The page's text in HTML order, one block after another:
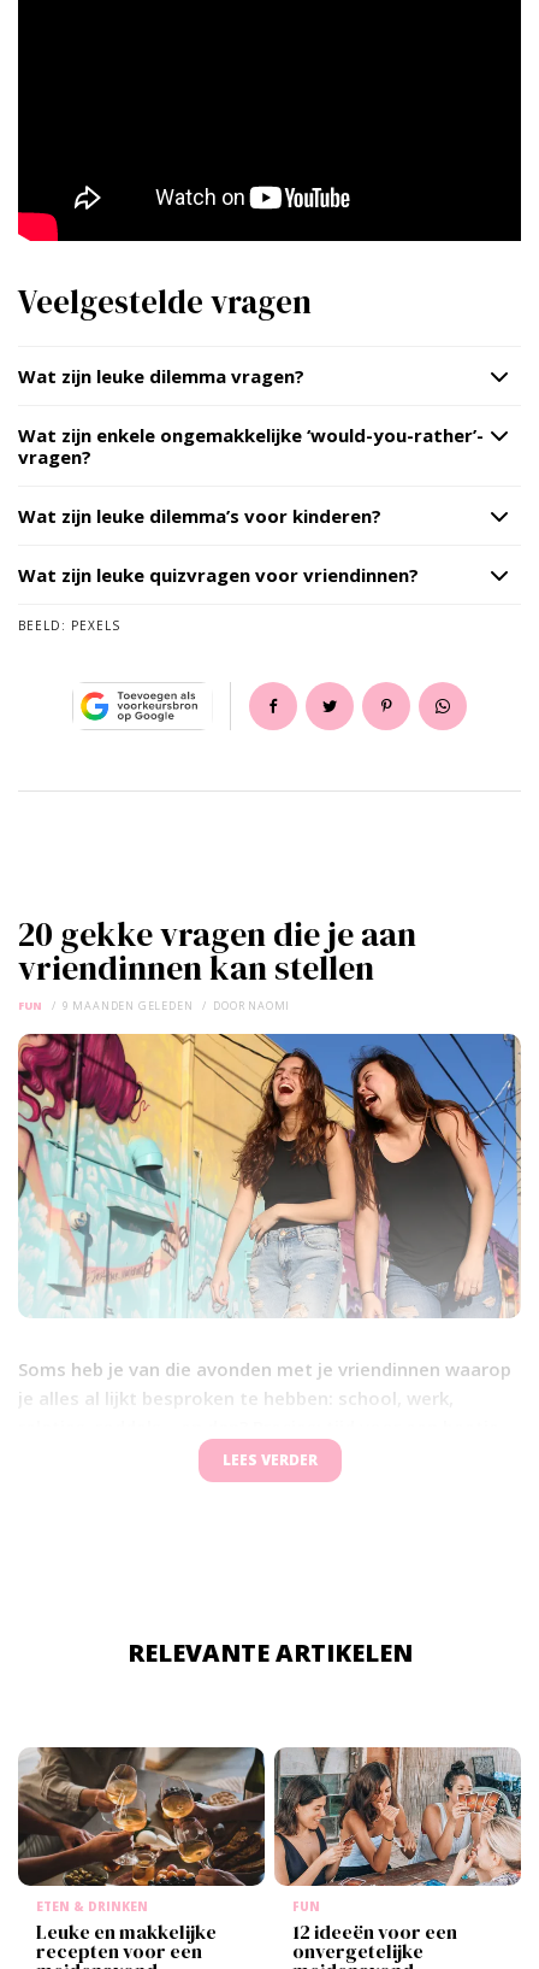
Veelgestelde vragen
Wat zijn leuke dilemma vragen?
Wat zijn enkele ongemakkelijke ‘would-you-rather’-
vragen?
Wat zijn leuke dilemma’s voor kinderen?
Wat zijn leuke quizvragen voor vriendinnen?
BEELD: PEXELS
20 gekke vragen die je aan
vriendinnen kan stellen
FUN 9 MAANDEN GELEDEN DOOR NAOMI
Soms heb je van die avonden met je vriendinnen waarop
je alles al lijkt besproken te hebben: school, werk,
gekkigheid. Met rare, grappige vragen kun je niet alleen
lachen, maar ook verrassende dingen over elkaar
LEES VERDER
RELEVANTE ARTIKELEN
ETEN & DRINKEN
Leuke en makkelijke
recepten voor een
FUN
12 ideeën voor een
onvergetelijke